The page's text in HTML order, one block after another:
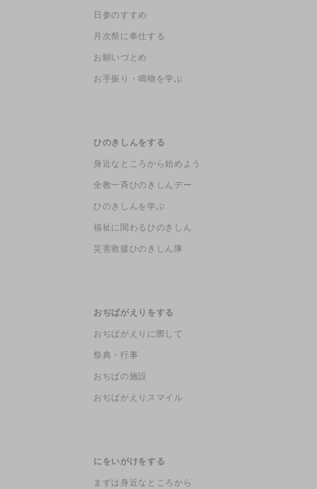
日参のすすめ
月次祭に奉仕する
お願いづとめ
お手振り・鳴物を学ぶ
ひのきしんをする
身近なところから始めよう
全教一斉ひのきしんデー
ひのきしんを学ぶ
福祉に関わるひのきしん
災害救援ひのきしん隊
おぢばがえりをする
おぢばがえりに際して
祭典・行事
おぢばの施設
おぢばがえりスマイル
にをいがけをする
まずは身近なところから